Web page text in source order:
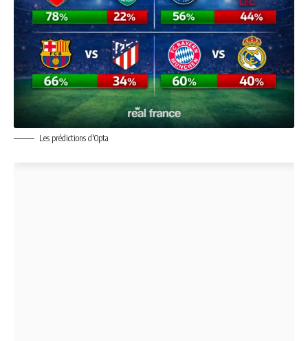
Les prédictions d'Opta